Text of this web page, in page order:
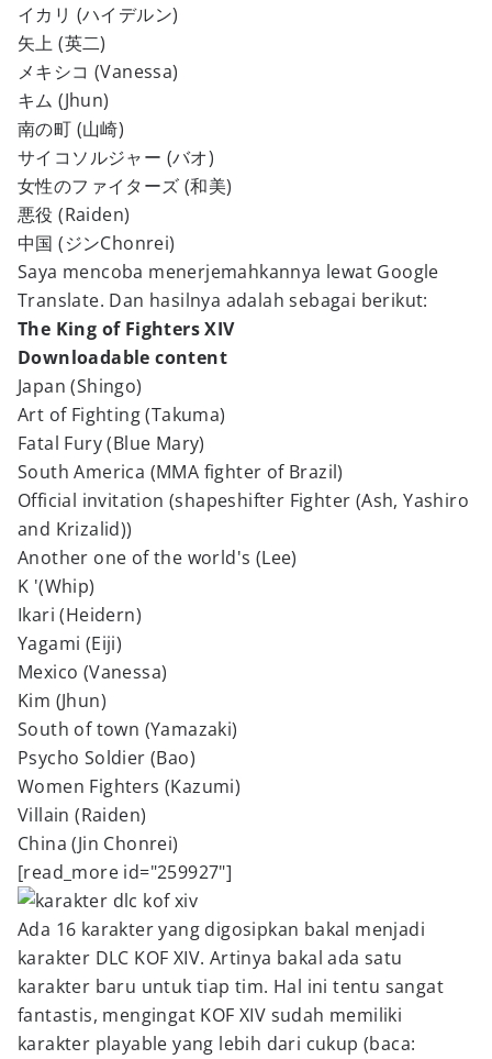
イカリ (ハイデルン)
矢上 (英二)
メキシコ (Vanessa)
キム (Jhun)
南の町 (山崎)
サイコソルジャー (バオ)
女性のファイターズ (和美)
悪役 (Raiden)
中国 (ジンChonrei)
Saya mencoba menerjemahkannya lewat Google
Translate. Dan hasilnya adalah sebagai berikut:
The King of Fighters XIV
Downloadable content
Japan (Shingo)
Art of Fighting (Takuma)
Fatal Fury (Blue Mary)
South America (MMA fighter of Brazil)
Official invitation (shapeshifter Fighter (Ash, Yashiro
and Krizalid))
Another one of the world's (Lee)
K '(Whip)
Ikari (Heidern)
Yagami (Eiji)
Mexico (Vanessa)
Kim (Jhun)
South of town (Yamazaki)
Psycho Soldier (Bao)
Women Fighters (Kazumi)
Villain (Raiden)
China (Jin Chonrei)
[read_more id="259927"]
Ada 16 karakter yang digosipkan bakal menjadi
karakter DLC KOF XIV. Artinya bakal ada satu
karakter baru untuk tiap tim. Hal ini tentu sangat
fantastis, mengingat KOF XIV sudah memiliki
karakter playable yang lebih dari cukup (baca: